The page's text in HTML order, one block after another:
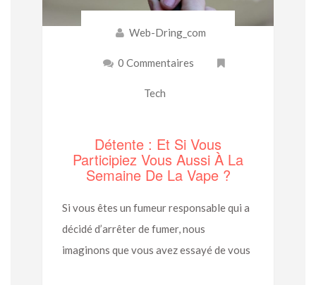
Web-Dring_com
0 Commentaires
Tech
Détente : Et Si Vous
Participiez Vous Aussi À La
Semaine De La Vape ?
Si vous êtes un fumeur responsable qui a
décidé d’arrêter de fumer, nous
imaginons que vous avez essayé de vous